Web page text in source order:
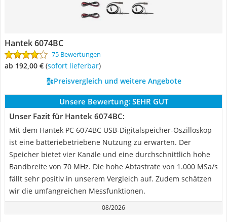
Hantek 6074BC
75 Bewertungen
ab 192,00 € ( Sofort lieferbar)
Preisvergleich und weitere Angebote
Unsere Bewertung: SEHR GUT
Unser Fazit für Hantek 6074BC:
Mit dem Hantek PC 6074BC USB-Digitalspeicher-Oszilloskop
ist eine batteriebetriebene Nutzung zu erwarten. Der
Speicher bietet vier Kanäle und eine durchschnittlich hohe
Bandbreite von 70 MHz. Die hohe Abtastrate von 1.000 MSa/s
fällt sehr positiv in unserem Vergleich auf. Zudem schätzen
wir die umfangreichen Messfunktionen.
08/2026